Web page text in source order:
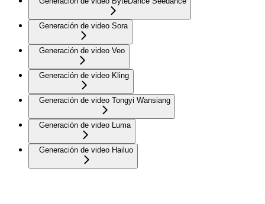
Generación de video Sora
Generación de video Veo
Generación de video Kling
Generación de video Tongyi Wansiang
Generación de video Luma
Generación de video Hailuo